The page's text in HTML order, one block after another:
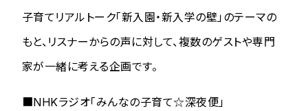
子育てリアルトーク「新入園・新入学の壁」のテーマの
もと、リスナーからの声に対して、複数のゲストや専門
家が一緒に考える企画です。
■NHKラジオ「みんなの子育て☆深夜便」